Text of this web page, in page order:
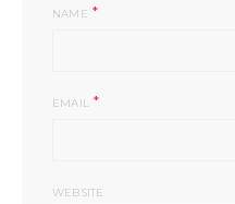
NAME *
EMAIL *
WEBSITE